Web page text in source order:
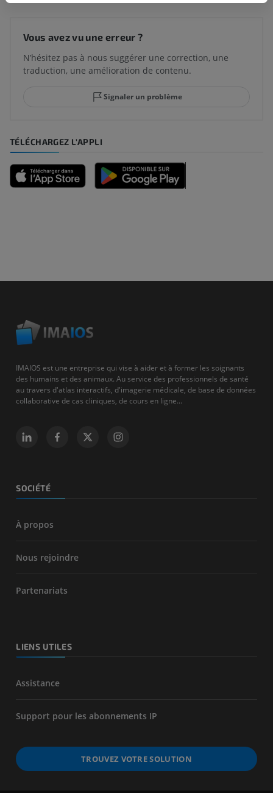
Vous avez vu une erreur ?
N’hésitez pas à nous suggérer une correction, une
traduction, une amélioration de contenu.
Signaler un problème
TÉLÉCHARGEZ L'APPLI
IMAIOS est une entreprise qui vise à aider et à former les soignants
des humains et des animaux. Au service des professionnels de santé
au travers d'atlas interactifs, d'imagerie médicale, de base de données
collaborative de cas cliniques, de cours en ligne...
SOCIÉTÉ
À propos
Nous rejoindre
Partenariats
LIENS UTILES
Assistance
Support pour les abonnements IP
TROUVEZ VOTRE SOLUTION